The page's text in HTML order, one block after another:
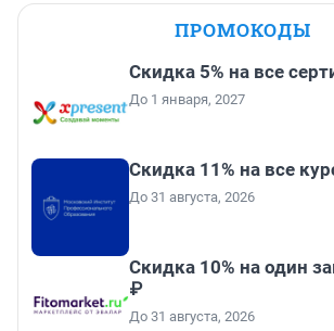
ПРОМОКОДЫ
Скидка 5% на все
До 1 января, 2027
Скидка 11% на все
До 31 августа, 2026
Скидка 10% на один
₽
До 31 августа, 2026